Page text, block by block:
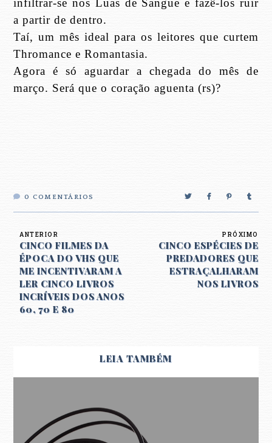
infiltrar-se nos Luas de Sangue e fazê-los ruir
a partir de dentro.
Taí, um mês ideal para os leitores que curtem
Thromance e Romantasia.
Agora é só aguardar a chegada do mês de
março. Será que o coração aguenta (rs)?
0 COMENTÁRIOS
ANTERIOR
CINCO FILMES DA
ÉPOCA DO VHS QUE
ME INCENTIVARAM A
LER CINCO LIVROS
INCRÍVEIS DOS ANOS
60, 70 E 80
PRÓXIMO
CINCO ESPÉCIES DE
PREDADORES QUE
ESTRAÇALHARAM
NOS LIVROS
LEIA TAMBÉM